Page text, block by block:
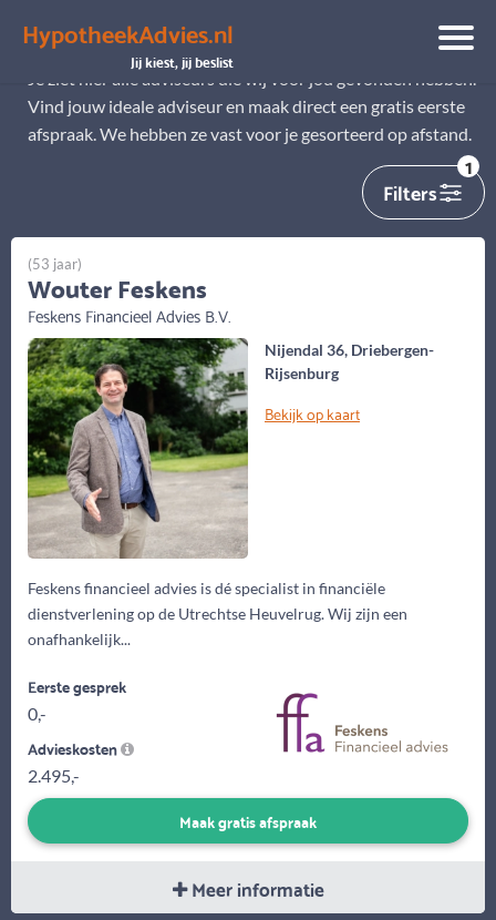
HypotheekAdvies.nl
Jij kiest, jij beslist
Alle adviseurs
Je ziet hier alle adviseurs die wij voor jou gevonden hebben.
Vind jouw ideale adviseur en maak direct een gratis eerste
afspraak. We hebben ze vast voor je gesorteerd op afstand.
Filters
1
Nijendal 36, Driebergen-
Rijsenburg
Bekijk op kaart
Feskens financieel advies is dé specialist in financiële
dienstverlening op de Utrechtse Heuvelrug. Wij zijn een
onafhankelijk...
(53 jaar)
Wouter Feskens
Feskens Financieel Advies B.V.
Eerste gesprek
0,-
Advieskosten
2.495,-
Maak gratis afspraak
Meer informatie